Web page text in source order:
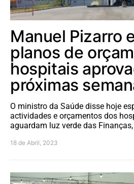
Manuel Pizarro
planos de
hospitais
próximas
O ministro da Saúde disse hoje
actividades e orçamentos dos
aguardam luz verde das
18 de Abril, 2023